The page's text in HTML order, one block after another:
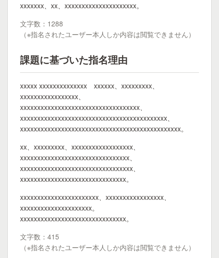
xxxxxxx、xx、xxxxxxxxxxxxxxxxxxxxx。
文字数：1288
（※指名されたユーザー本人しか内容は閲覧できません）
課題に基づいた指名理由
xxxxx xxxxxxxxxxxxxx xxxxxx、xxxxxxxxx、
xxxxxxxxxxxxxxxxx、
xxxxxxxxxxxxxxxxxxxxxxxxxxxxxxxxxxx、
xxxxxxxxxxxxxxxxxxxxxxxxxxxxxxxxxxxxxxxxxxx、
xxxxxxxxxxxxxxxxxxxxxxxxxxxxxxxxxxxxxxxxxxxxxxx。
xx、xxxxxxxxx、xxxxxxxxxxxxxxxxxx、
xxxxxxxxxxxxxxxxxxxxxxxxxxxxxxxx、
xxxxxxxxxxxxxxxxxxxxxxxxxxxxxxxxx、
xxxxxxxxxxxxxxxxxxxxxxxxxxxxxxx。
xxxxxxxxxxxxxxxxxxxxxxx、xxxxxxxxxxxxxxxxx、
xxxxxxxxxxxxxxxxxxxxx。
xxxxxxxxxxxxxxxxxxxxxxxxxxxxxxx。
文字数：415
（※指名されたユーザー本人しか内容は閲覧できません）